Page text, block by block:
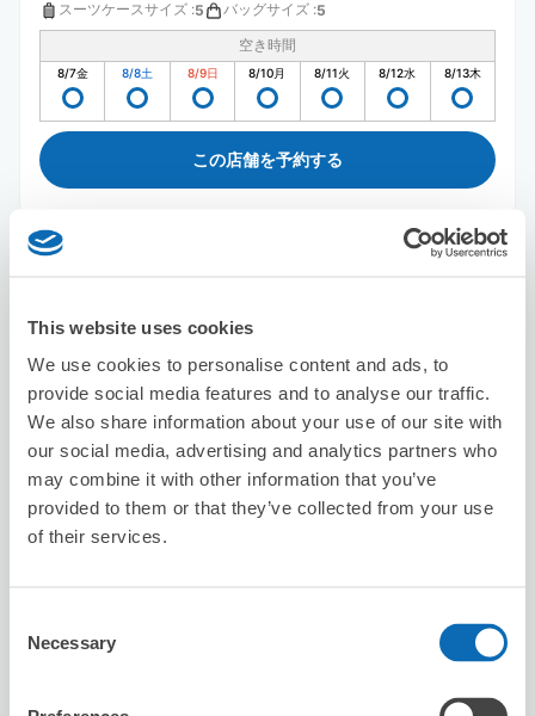
This website uses cookies
We use cookies to personalise content and ads, to
provide social media features and to analyse our traffic.
We also share information about your use of our site with
our social media, advertising and analytics partners who
may combine it with other information that you’ve
provided to them or that they’ve collected from your use
of their services.
Selection
Necessary
スーツケースサイズ :5 バッグサイズ :5
空き時間
8/7金 8/8土 8/9日 8/10月 8/11火 8/12水 8/13木
この店舗を予約する
本日の営業時間: 10:00〜00:30
5.0★ ★★★★
★ ★★★★5件
店主態度蠻好的，因為我們的行李很重，工作人員很辛苦的
搬到二樓存放。 謝謝店主以及搬行李到二樓的小哥。
保管できる荷物数